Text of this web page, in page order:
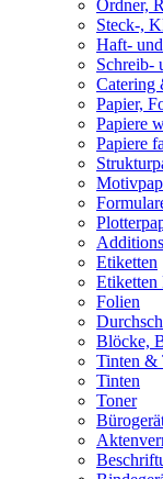
Ordner,
Steck-,
Haft-
Schreib-
Catering
Papier,
Papiere
Papiere
Etiketten
Etiketten
Folien
Blöcke,
Tinten &
Tinten
Toner